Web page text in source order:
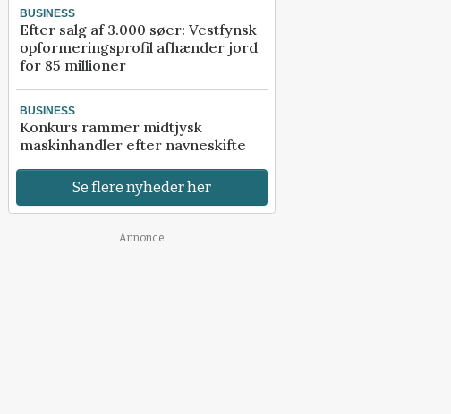
BUSINESS
Efter salg af 3.000 søer: Vestfynsk
opformeringsprofil afhænder jord
for 85 millioner
BUSINESS
Konkurs rammer midtjysk
maskinhandler efter navneskifte
Se flere nyheder her
Annonce